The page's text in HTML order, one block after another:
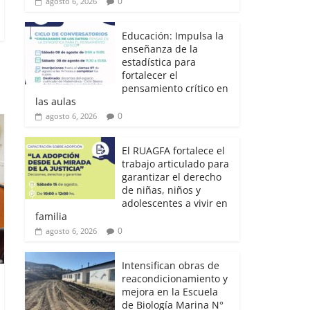
Educación: Impulsa la
enseñanza de la
estadística para
fortalecer el
pensamiento crítico en
las aulas
agosto 6, 2026 0
El RUAGFA fortalece el
trabajo articulado para
garantizar el derecho
de niñas, niños y
adolescentes a vivir en
familia
agosto 6, 2026 0
Intensifican obras de
reacondicionamiento y
mejora en la Escuela
de Biología Marina N°